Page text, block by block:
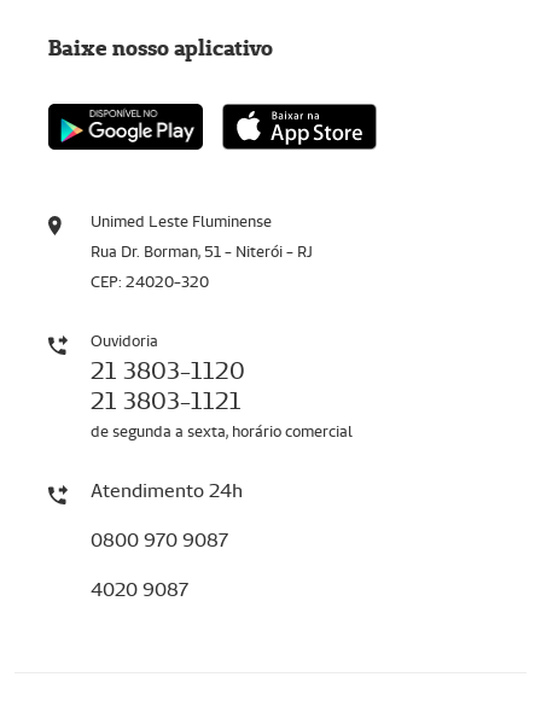
Unimed Leste Fluminense
Rua Dr. Borman, 51 - Niterói - RJ
CEP: 24020-320
Ouvidoria
21 3803-1120
21 3803-1121
de segunda a sexta, horário comercial
Atendimento 24h
0800 970 9087
4020 9087
Baixe nosso aplicativo